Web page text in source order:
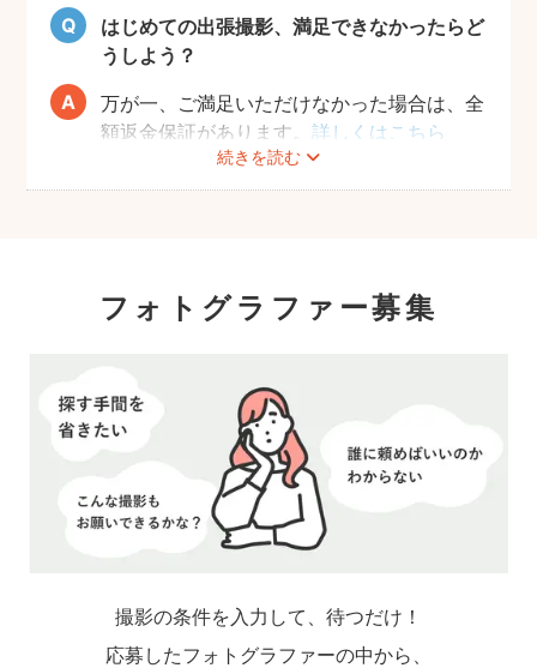
はじめての出張撮影、満足できなかったらど
うしよう？
続きを読む
万が一、ご満足いただけなかった場合は、全
額返金保証があります。詳しくはこちら
フォトグラファー募集
撮影の条件を入力して、待つだけ！
応募したフォトグラファーの中から、